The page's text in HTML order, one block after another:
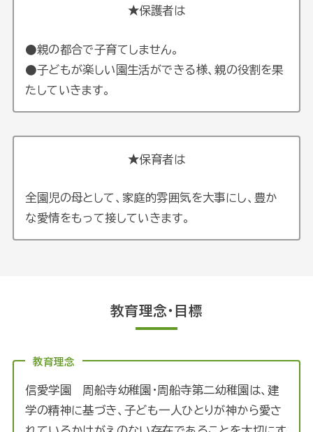
★保護者は
●親の都合で子育てしません。
●子どもが楽しい園生活ができる様、親の役割を果
たしていきます。
★保育者は
全園児の母として、家庭的雰囲気を大事にし、豊か
な愛情をもって接していきます。
教育理念・目標
教育理念
信愛学園 周船寺幼稚園・周船寺第二幼稚園は、建
学の精神に基づき、子ども一人ひとりが神から愛さ